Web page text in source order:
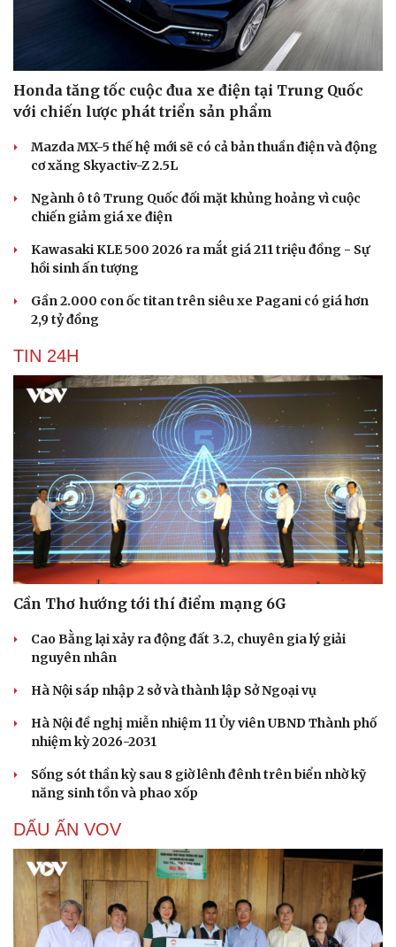
Cải chính
Honda tăng tốc cuộc đua xe điện tại Trung Quốc
với chiến lược phát triển sản phẩm
Mazda MX-5 thế hệ mới sẽ có cả bản thuần điện và động
cơ xăng Skyactiv-Z 2.5L
Ngành ô tô Trung Quốc đối mặt khủng hoảng vì cuộc
chiến giảm giá xe điện
Kawasaki KLE 500 2026 ra mắt giá 211 triệu đồng - Sự
hồi sinh ấn tượng
Gần 2.000 con ốc titan trên siêu xe Pagani có giá hơn
2,9 tỷ đồng
TIN 24H
Cần Thơ hướng tới thí điểm mạng 6G
Cao Bằng lại xảy ra động đất 3.2, chuyên gia lý giải
nguyên nhân
Hà Nội sáp nhập 2 sở và thành lập Sở Ngoại vụ
Hà Nội đề nghị miễn nhiệm 11 Ủy viên UBND Thành phố
nhiệm kỳ 2026-2031
Sống sót thần kỳ sau 8 giờ lênh đênh trên biển nhờ kỹ
năng sinh tồn và phao xốp
DẤU ẤN VOV